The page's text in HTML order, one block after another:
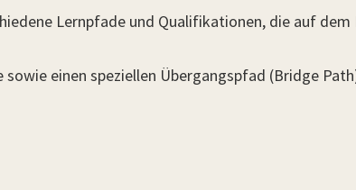
Lernpfade und Qualifikationen, die auf
einen speziellen Übergangspfad (Bridge